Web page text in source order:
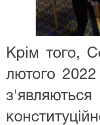
Крім того,
лютого